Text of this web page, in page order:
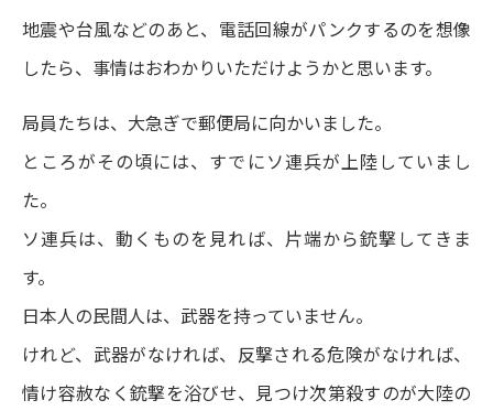
地震や台風などのあと、電話回線がパンクするのを想像
したら、事情はおわかりいただけようかと思います。
局員たちは、大急ぎで郵便局に向かいました。
ところがその頃には、すでにソ連兵が上陸していまし
た。
ソ連兵は、動くものを見れば、片端から銃撃してきま
す。
日本人の民間人は、武器を持っていません。
けれど、武器がなければ、反撃される危険がなければ、
情け容赦なく銃撃を浴びせ、見つけ次第殺すのが大陸の